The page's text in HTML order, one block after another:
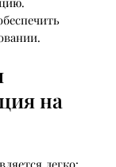
на
легко: